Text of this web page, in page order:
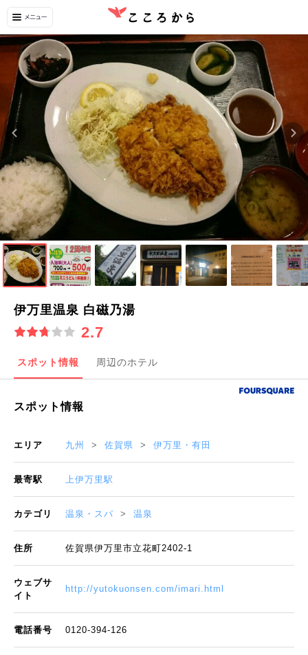
伊万里温泉 白磁乃湯
2.7
スポット情報 周辺のホテル
スポット情報
エリア 九州 佐賀県 伊万里・有田
最寄駅 上伊万里駅
カテゴリ 温泉・スパ 温泉
住所 佐賀県伊万里市立花町2402-1
ウェブサ
イト
http://yutokuonsen.com/imari.html
電話番号 0120-394-126